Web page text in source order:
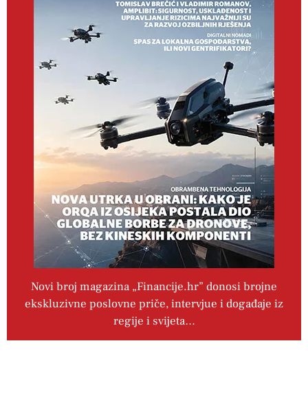
Novi broj magazina „Financije.hr” donosi brojne
ekskluzivne poslovne priče, intervjue i događaje iz
regije i svijeta…